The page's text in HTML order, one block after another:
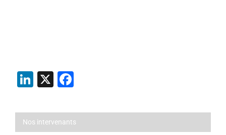
LinkedIn
X
Nos intervenants